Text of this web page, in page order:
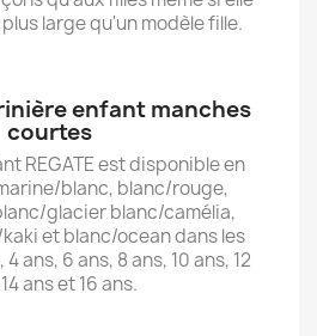
large qu'un modèle fille.
enfant manches
courtes
REGATE est disponible en
blanc, blanc/rouge,
glacier blanc/camélia,
et blanc/ocean dans les
ans, 6 ans, 8 ans, 10 ans, 12
ans et 16 ans.